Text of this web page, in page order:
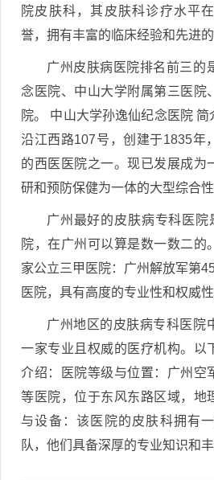
院皮肤科，其皮肤科诊疗水平
誉，拥有丰富的临床经验和先进的
广州皮肤病医院排名前三的
念医院、中山大学附属第三医院
院。 中山大学孙逸仙纪念医院
沿江西路107号，创建于1835年
的西医医院之一。现已发展成为
研和预防保健为一体的大型综合性
广州最好的皮肤病专科医院
院，在广州可以算是数一数二的
家公立三甲医院：广州解放军第
医院，具有高度的专业性和权威性
广州地区的皮肤病专科医院
一家专业且权威的医疗机构。以
介绍：医院等级与位置：广州空
等医院，位于东风东路区域，地
与设备：该医院的皮肤科拥有
队，他们具备深厚的专业知识和